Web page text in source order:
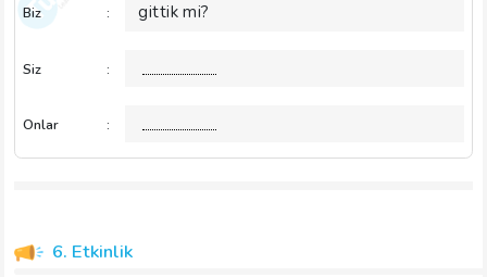
Biz : gittik mi?
Siz :
Onlar :
6. Etkinlik